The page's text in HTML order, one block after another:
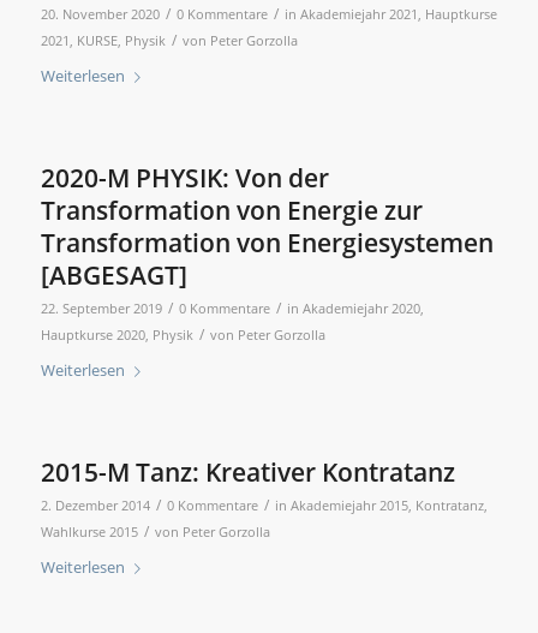
20. November 2020 / 0 Kommentare / in Akademiejahr 2021 , Hauptkurse
2021 , KURSE, Physik / von Peter Gorzolla
Weiterlesen
2020-M PHYSIK: Von der
Transformation von Energie zur
Transformation von Energiesystemen
[ABGESAGT]
22. September 2019 / 0 Kommentare / in Akademiejahr 2020,
Hauptkurse 2020, Physik / von Peter Gorzolla
Weiterlesen
2015-M Tanz: Kreativer Kontratanz
2. Dezember 2014 / 0 Kommentare / in Akademiejahr 2015, Kontratanz,
Wahlkurse 2015 / von Peter Gorzolla
Weiterlesen